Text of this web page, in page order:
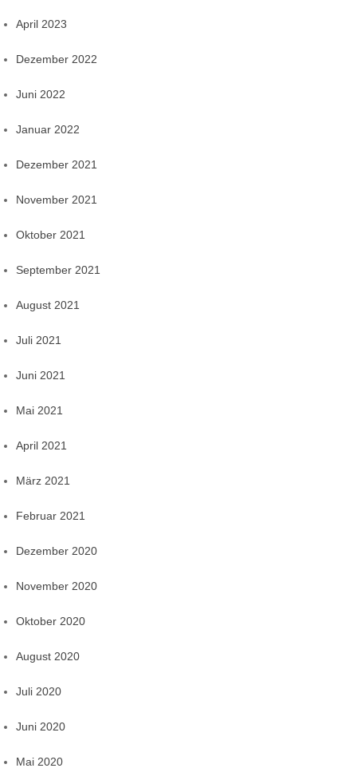
April 2023
Dezember 2022
Juni 2022
Januar 2022
Dezember 2021
November 2021
Oktober 2021
September 2021
August 2021
Juli 2021
Juni 2021
Mai 2021
April 2021
März 2021
Februar 2021
Dezember 2020
November 2020
Oktober 2020
August 2020
Juli 2020
Juni 2020
Mai 2020